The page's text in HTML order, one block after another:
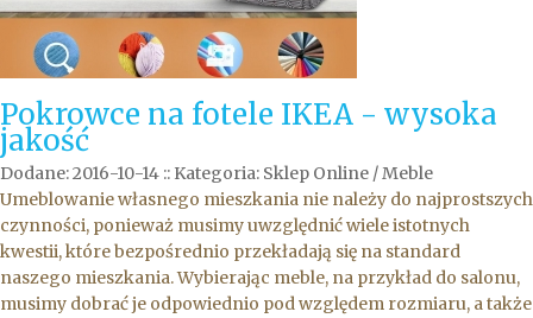
Pokrowce na fotele IKEA - wysoka
jakość
Dodane: 2016-10-14 :: Kategoria: Sklep Online / Meble
Umeblowanie własnego mieszkania nie należy do najprostszych
czynności, ponieważ musimy uwzględnić wiele istotnych
kwestii, które bezpośrednio przekładają się na standard
naszego mieszkania. Wybierając meble, na przykład do salonu,
musimy dobrać je odpowiednio pod względem rozmiaru, a także